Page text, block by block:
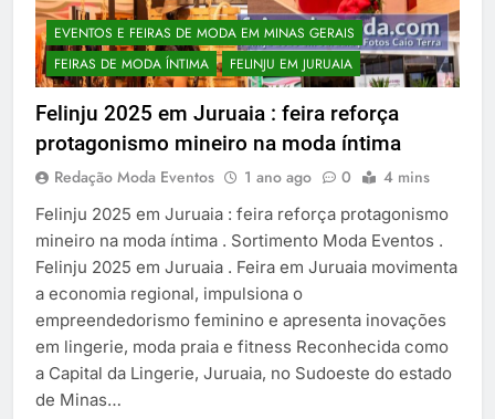
EVENTOS E FEIRAS DE MODA EM MINAS GERAIS
FEIRAS DE MODA ÍNTIMA
FELINJU EM JURUAIA
Felinju 2025 em Juruaia : feira reforça
protagonismo mineiro na moda íntima
Redação Moda Eventos 1 ano ago 0 4 mins
Felinju 2025 em Juruaia : feira reforça protagonismo
mineiro na moda íntima . Sortimento Moda Eventos .
Felinju 2025 em Juruaia . Feira em Juruaia movimenta
a economia regional, impulsiona o
empreendedorismo feminino e apresenta inovações
em lingerie, moda praia e fitness Reconhecida como
a Capital da Lingerie, Juruaia, no Sudoeste do estado
de Minas…